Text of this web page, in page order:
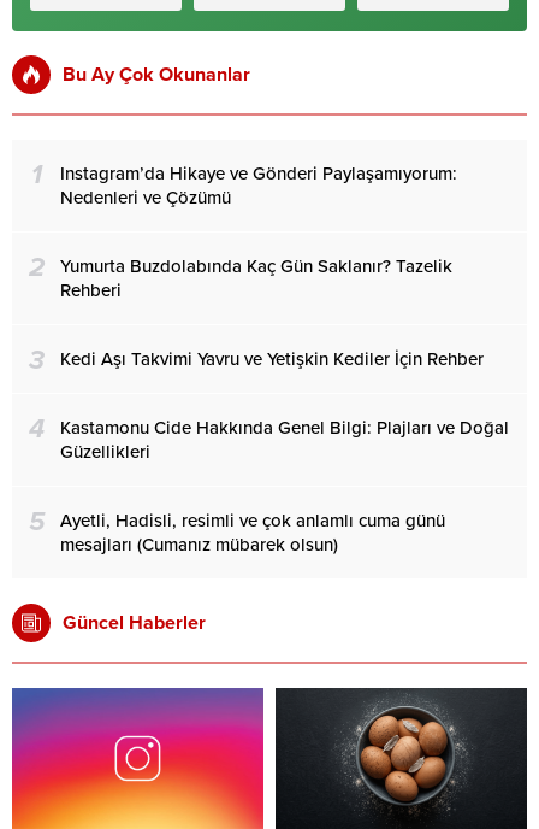
Bu Ay Çok Okunanlar
1
Instagram’da Hikaye ve Gönderi Paylaşamıyorum:
Nedenleri ve Çözümü
2
Yumurta Buzdolabında Kaç Gün Saklanır? Tazelik
Rehberi
3 Kedi Aşı Takvimi Yavru ve Yetişkin Kediler İçin Rehber
4
Kastamonu Cide Hakkında Genel Bilgi: Plajları ve Doğal
Güzellikleri
5
Ayetli, Hadisli, resimli ve çok anlamlı cuma günü
mesajları (Cumanız mübarek olsun)
Güncel Haberler